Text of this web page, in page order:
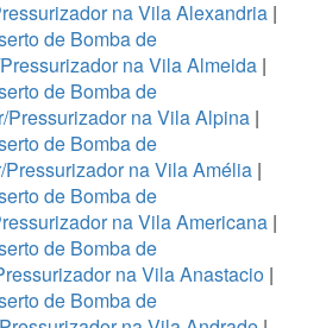
na Vila Alexandria |
de Bomba de
na Vila Almeida |
de Bomba de
Pressurizador na Vila Alpina |
de Bomba de
na Vila Amélia |
de Bomba de
na Vila Americana |
de Bomba de
na Vila Anastacio |
de Bomba de